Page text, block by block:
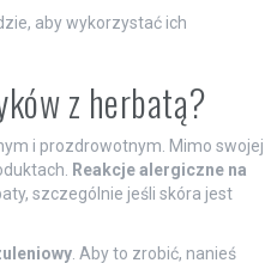
aby wykorzystać ich
z herbatą?
i prozdrowotnym. Mimo swojej
Reakcje alergiczne na
szczególnie jeśli skóra jest
. Aby to zrobić, nanieś